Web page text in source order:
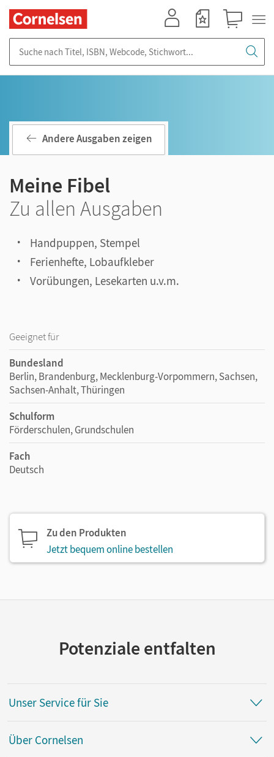
Andere Ausgaben zeigen
Meine Fibel
Zu allen Ausgaben
Handpuppen, Stempel
Ferienhefte, Lobaufkleber
Vorübungen, Lesekarten u.v.m.
Geeignet für
Bundesland
Berlin, Brandenburg, Mecklenburg-Vorpommern, Sachsen,
Sachsen-Anhalt, Thüringen
Schulform
Förderschulen, Grundschulen
Fach
Deutsch
Zu den Produkten
Jetzt bequem online bestellen
Potenziale entfalten
Unser Service für Sie
Über Cornelsen